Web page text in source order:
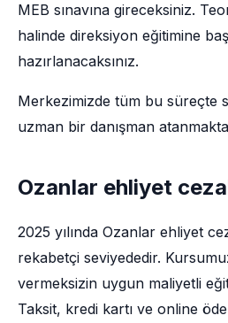
MEB sınavına gireceksiniz.
halinde direksiyon eğitimine
hazırlanacaksınız.
Merkezimizde tüm bu süreçte
uzman bir danışman
Ozanlar ehliyet
2025 yılında Ozanlar ehliyet
rekabetçi seviyededir.
vermeksizin uygun maliyetli
Taksit, kredi kartı ve online